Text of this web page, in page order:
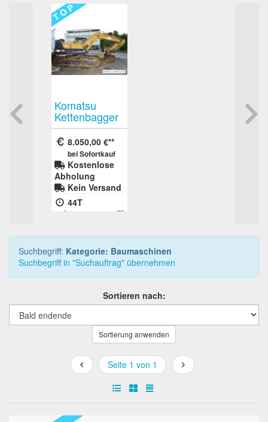
T O P
Komatsu
Kettenbagger
vermutlich PC
200
funktionsfähig
mit leichten
Mängeln
8.050,00 €
bei Sofortkauf
Kostenlose
Abholung
Kein Versand
Inland
44T
13h:01m:25s
Suchbegriff: Kategorie: Baumaschinen
Suchbegriff in "Suchauftrag" übernehmen
Sortieren nach:
Sortierung anwenden
Seite 1 von 1